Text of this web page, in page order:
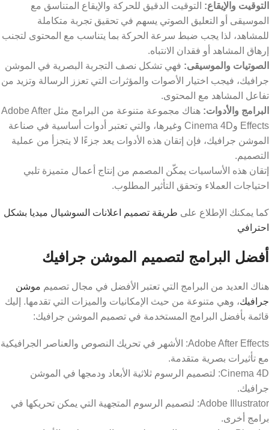
التوقيت والإيقاع: التوقيت الدقيق للحركة والإيقاع المتناسق مع
الموسيقى أو التعليق الصوتي يسهم في تحقيق تجربة متكاملة
للمشاهد، لذا يجب ضبط سرعة الحركة بما يتناسب مع المحتوى لتجنب
إرهاق المشاهد أو فقدان الانتباه.
الصوتيات والموسيقى: فهي تشكل نصف التجربة البصرية في الموشن
جرافيك، فيجب اختيار الأصوات والمؤثرات التي تعزز الرسالة وتزيد من
تفاعل المشاهد مع المحتوى.
البرامج والأدوات:
هناك مجموعة متنوعة من البرامج مثل Adobe After
Effects وCinema 4D وغيرها، والتي تعتبر أدوات أساسية في صناعة
الموشن جرافيك، فإن إتقان هذه الأدوات يعد جزءًا لا يتجزأ من عملية
التصميم.
إتقان هذه الأساسيات يمكّن المصمم من إنتاج أعمال متميزة تلبي
احتياجات العملاء وتحقق التأثير المطلوب.
كما يمكنك الإطلاع على طريقة تصميم اعلانات السوشيال ميديا بشكل
احترافي
أفضل البرامج لتصميم الموشن جرافيك
هناك العديد من البرامج التي تعتبر الأفضل في مجال تصميم موشن
جرافيك، وهي متنوعة من حيث الإمكانيات والميزات التي تقدمها. إليك
قائمة بأفضل البرامج المستخدمة في تصميم الموشن جرافيك:
Adobe After Effects: الأشهر في تحريك النصوص والعناصر الجرافيكية
مع تأثيرات بصرية متقدمة.
Cinema 4D: لتصميم الرسوم ثلاثية الأبعاد ودمجها في الموشن
جرافيك.
Adobe Illustrator: لتصميم الرسوم المتجهية التي يمكن تحريكها في
برامج أخرى.